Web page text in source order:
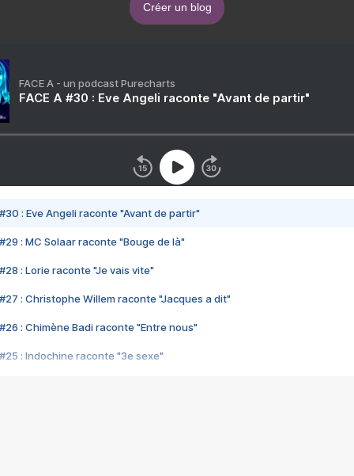
Créer un blog
FACE A - un podcast Purecharts
FACE A #30 : Eve Angeli raconte "Avant de partir"
#30 : Eve Angeli raconte "Avant de partir"
#29 : MC Solaar raconte "Bouge de là"
#28 : Lorie raconte "Je vais vite"
#27 : Christophe Willem raconte "Jacques a dit"
#26 : Chimène Badi raconte "Entre nous"
#25 : Indochine raconte "3e sexe"